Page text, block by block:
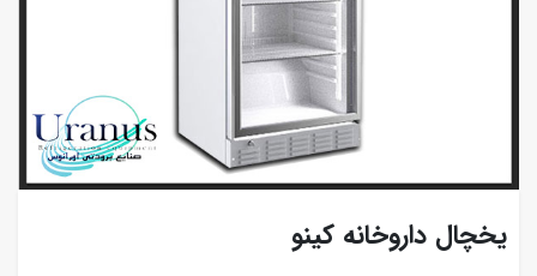
یخچال داروخانه کینو